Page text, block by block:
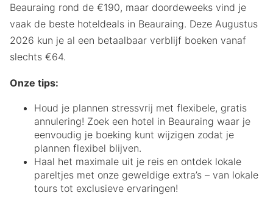
Beauraing rond de €190, maar doordeweeks vind je
vaak de beste hoteldeals in Beauraing. Deze Augustus
2026 kun je al een betaalbaar verblijf boeken vanaf
slechts €64.
Onze tips:
Houd je plannen stressvrij met flexibele, gratis
annulering! Zoek een hotel in Beauraing waar je
eenvoudig je boeking kunt wijzigen zodat je
plannen flexibel blijven.
Haal het maximale uit je reis en ontdek lokale
pareltjes met onze geweldige extra’s – van lokale
tours tot exclusieve ervaringen!